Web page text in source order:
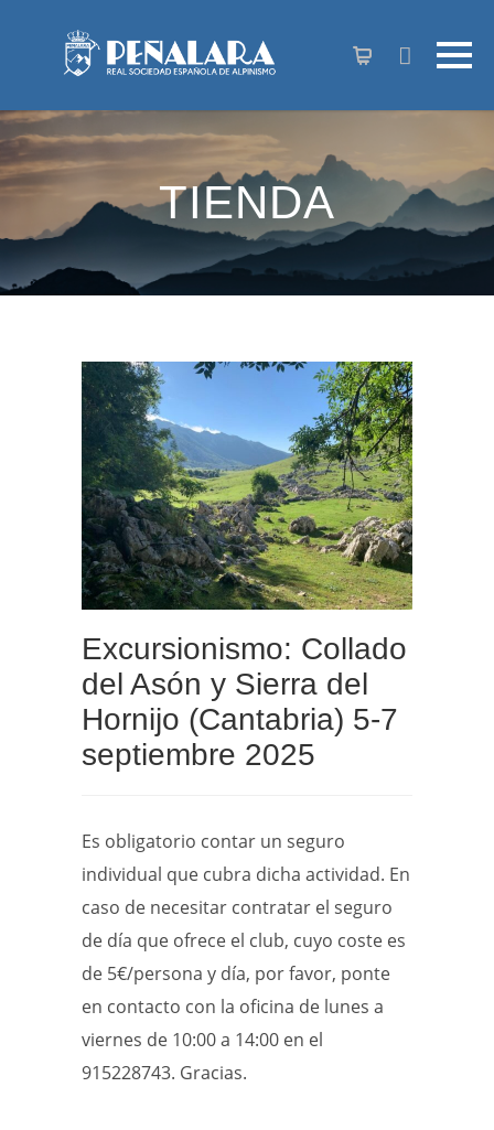
TIENDA
Excursionismo: Collado
del Asón y Sierra del
Hornijo (Cantabria) 5-7
septiembre 2025
Es obligatorio contar un seguro
individual que cubra dicha actividad. En
caso de necesitar contratar el seguro
de día que ofrece el club, cuyo coste es
de 5€/persona y día, por favor, ponte
en contacto con la oficina de lunes a
viernes de 10:00 a 14:00 en el
915228743. Gracias.